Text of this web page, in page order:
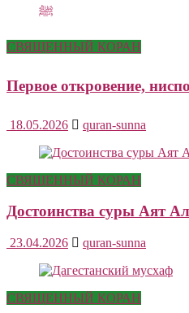
СВЯЩЕННЫЙ КОРАН
18.05.2026 quran-sunna
СВЯЩЕННЫЙ КОРАН
Достоинства суры Аят
23.04.2026 quran-sunna
СВЯЩЕННЫЙ КОРАН